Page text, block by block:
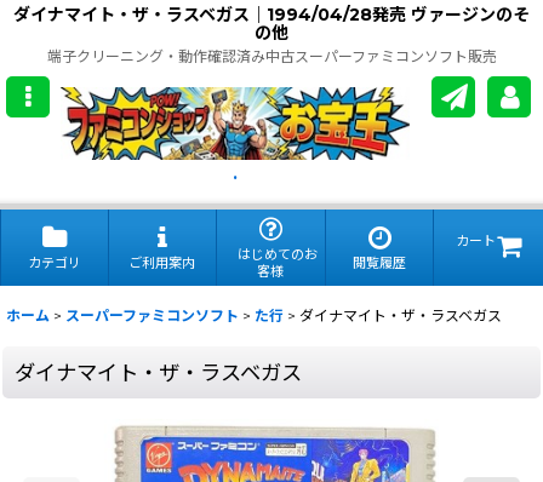
ダイナマイト・ザ・ラスベガス｜1994/04/28発売 ヴァージンのそ
の他
端子クリーニング・動作確認済み中古スーパーファミコンソフト販売
.
カテゴリ ご利用案内
はじめてのお
客様
閲覧履歴
カート
ホーム > スーパーファミコンソフト > た行 > ダイナマイト・ザ・ラスベガス
ダイナマイト・ザ・ラスベガス